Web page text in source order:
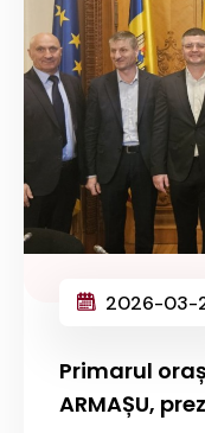
2026-03-
Primarul
ARMAȘU,